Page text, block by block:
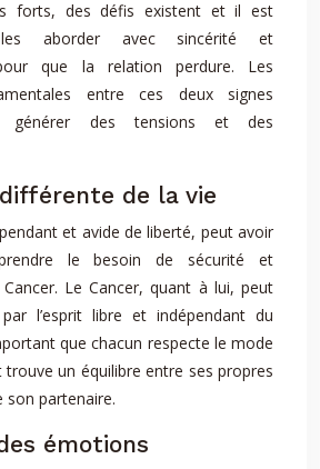
forts, des défis existent et il est
aborder avec sincérité et
que la relation perdure. Les
entre ces deux signes
générer des tensions et des
différente de la vie
et avide de liberté, peut avoir
le besoin de sécurité et
Le Cancer, quant à lui, peut
l’esprit libre et indépendant du
que chacun respecte le mode
trouve un équilibre entre ses propres
son partenaire.
émotions